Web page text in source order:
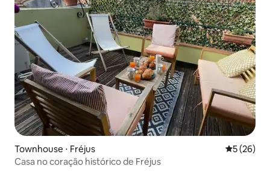
Townhouse ⋅ Fréjus 5 de uma
5 (26)
Casa no coração histórico de Fréjus